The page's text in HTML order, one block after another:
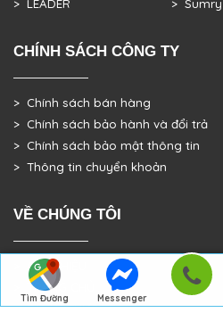
Tìm Đường
Messenger
> LEADER
> Sumry
CHÍNH SÁCH CÔNG TY
> Chính sách bán hàng
> Chính sách bảo hành và đổi trả
> Chính sách bảo mật thông tin
> Thông tin chuyển khoản
VỀ CHÚNG TÔI
> GIỚI THIỆU
> TRANG CHỦ
> DỰ ÁN THỰC TẾ